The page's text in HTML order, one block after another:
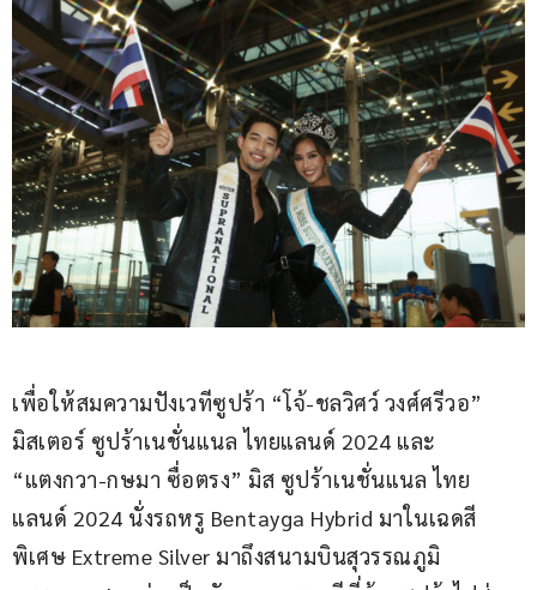
เพื่อให้สมความปังเวทีซูปร้า “โจ้-ชลวิศว์ วงศ์ศรีวอ”
มิสเตอร์ ซูปร้าเนชั่นแนล ไทยแลนด์ 2024 และ
“แตงกวา-กษมา ซื่อตรง” มิส ซูปร้าเนชั่นแนล ไทย
แลนด์ 2024 นั่งรถหรู Bentayga Hybrid มาในเฉดสี
พิเศษ Extreme Silver มาถึงสนามบินสุวรรณภูมิ